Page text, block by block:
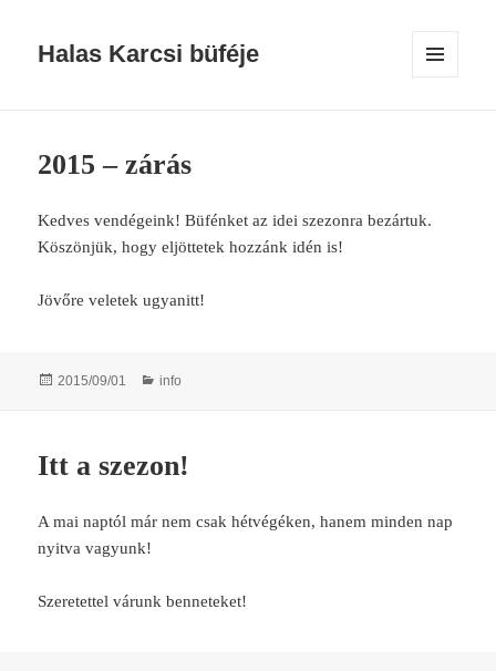
Halas Karcsi büféje
2015 – zárás
Kedves vendégeink! Büfénket az idei szezonra bezártuk.
Köszönjük, hogy eljöttetek hozzánk idén is!
Jövőre veletek ugyanitt!
Posted
2015/09/01 Categories
info
Itt a szezon!
A mai naptól már nem csak hétvégéken, hanem minden nap
nyitva vagyunk!
Szeretettel várunk benneteket!